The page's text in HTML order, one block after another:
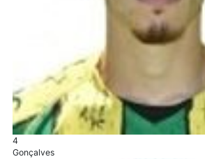
4
Gonçalves